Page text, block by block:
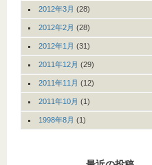
2012年3月 (28)
2012年2月 (28)
2012年1月 (31)
2011年12月 (29)
2011年11月 (12)
2011年10月 (1)
1998年8月 (1)